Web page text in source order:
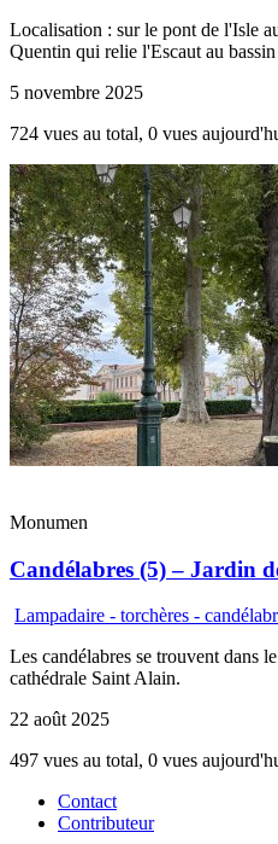
Localisation : sur le pont de l'Isle
Quentin qui relie l'Escaut au
5 novembre 2025
724 vues au total, 0 vues
Monumen
Candélabres (5) – Jardin
Lampadaire - torchères -
Les candélabres se trouvent dans
cathédrale Saint Alain.
22 août 2025
497 vues au total, 0 vues
Contact
Contributeur